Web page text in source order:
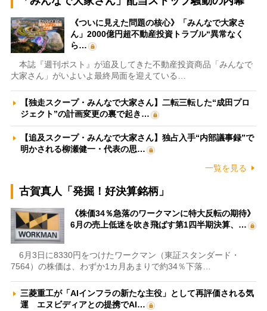
《ついに見えた問題の核心》「みんなで大家さ
ん」2000億円超不動産投資トラブル“異常なく
ら…
本誌『週刊ポスト』が追及してきた不動産投資商品「みんなで
大家さん」がいよいよ最終局面を迎えている…
【独走スクープ・みんなで大家さん】二転三転した“成田プロ
ジェクト”の計画変更の裏で起き…
【追及スクープ・みんなで大家さん】独占入手“内部議事録”で
明かされる柳瀬健一・代表の思…
一覧を見る
古賀真人「発掘！好決算銘柄」
《株価34％急落のワークマンに特大反転の期待》
6月の売上低迷を吹き飛ばす第1四半期決算、…
6月3日に8330円をつけたワークマン（東証スタンダード・
7564）の株価は、わずか1カ月あまりで約34％下落…
三菱重工が「AIインフラの新たな主役」として再評価される気
運 エヌビディアとの提携でAI…